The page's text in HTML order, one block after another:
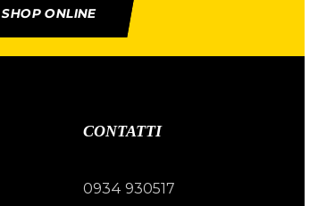
SHOP ONLINE
CONTATTI
0934 930517